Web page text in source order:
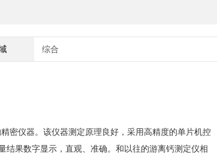
综合
密仪器。该仪器测定原理良好，采用高精度的单片机控
果数字显示，直观、准确。和以往的游离钙测定仪相